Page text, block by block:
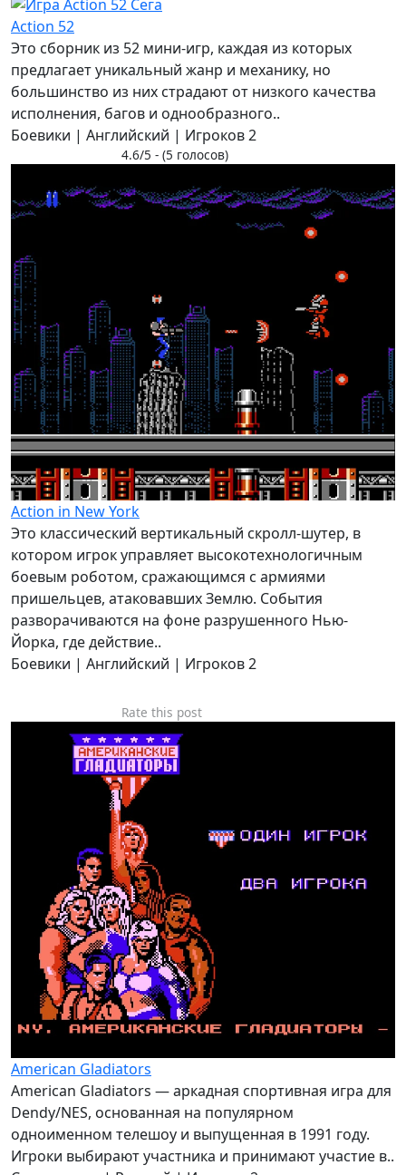
Action 52
Это сборник из 52 мини-игр, каждая из которых
предлагает уникальный жанр и механику, но
большинство из них страдают от низкого качества
исполнения, багов и однообразного..
Боевики | Английский | Игроков 2
4.6/5 - (5 голосов)
Action in New York
Это классический вертикальный скролл-шутер, в
котором игрок управляет высокотехнологичным
боевым роботом, сражающимся с армиями
пришельцев, атаковавших Землю. События
разворачиваются на фоне разрушенного Нью-
Йорка, где действие..
Боевики | Английский | Игроков 2
Rate this post
American Gladiators
American Gladiators — аркадная спортивная игра для
Dendy/NES, основанная на популярном
одноименном телешоу и выпущенная в 1991 году.
Игроки выбирают участника и принимают участие в..